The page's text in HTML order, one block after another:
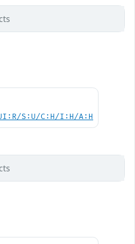
S:U/C:H/I:H/A:H